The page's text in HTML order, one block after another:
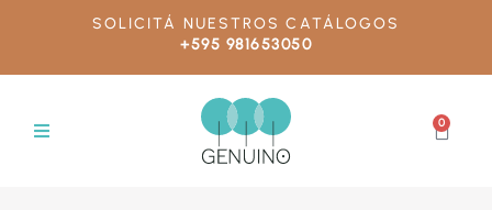
SOLICITÁ NUESTROS CATÁLOGOS
+595 981653050
0